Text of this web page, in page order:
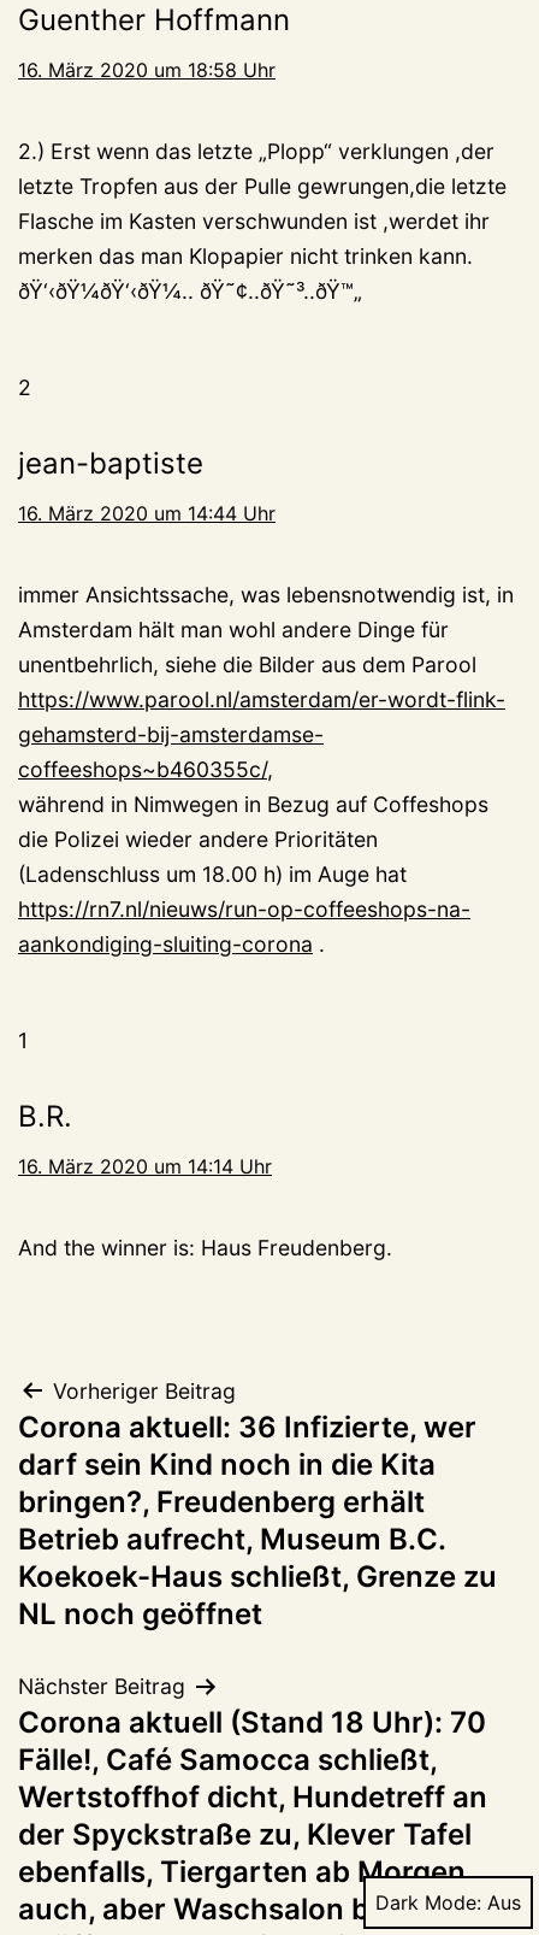
Guenther Hoffmann
16. März 2020 um 18:58 Uhr
2.) Erst wenn das letzte „Plopp“ verklungen ,der
letzte Tropfen aus der Pulle gewrungen,die letzte
Flasche im Kasten verschwunden ist ,werdet ihr
merken das man Klopapier nicht trinken kann.
ðŸ‘‹ðŸ¼ðŸ‘‹ðŸ¼.. ðŸ˜¢..ðŸ˜³..ðŸ™„
2
jean-baptiste
16. März 2020 um 14:44 Uhr
immer Ansichtssache, was lebensnotwendig ist, in
Amsterdam hält man wohl andere Dinge für
unentbehrlich, siehe die Bilder aus dem Parool
https://www.parool.nl/amsterdam/er-wordt-flink-
gehamsterd-bij-amsterdamse-
coffeeshops~b460355c/,
während in Nimwegen in Bezug auf Coffeshops
die Polizei wieder andere Prioritäten
(Ladenschluss um 18.00 h) im Auge hat
https://rn7.nl/nieuws/run-op-coffeeshops-na-
aankondiging-sluiting-corona .
1
B.R.
16. März 2020 um 14:14 Uhr
And the winner is: Haus Freudenberg.
Beitragsnavigation
Vorheriger Beitrag
Corona aktuell: 36 Infizierte, wer
darf sein Kind noch in die Kita
bringen?, Freudenberg erhält
Betrieb aufrecht, Museum B.C.
Koekoek-Haus schließt, Grenze zu
NL noch geöffnet
Nächster Beitrag
Corona aktuell (Stand 18 Uhr): 70
Fälle!, Café Samocca schließt,
Wertstoffhof dicht, Hundetreff an
der Spyckstraße zu, Klever Tafel
ebenfalls, Tiergarten ab Morgen
auch, aber Waschsalon bleibtDark Mode: